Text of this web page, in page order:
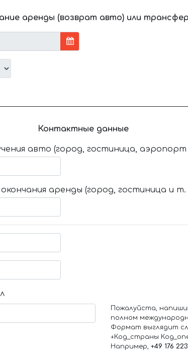
аренды (возврат авто) или
Контактные данные
авто (город, гостиница, аэропорт
аренды (город, гостиница и т.
Пожалуйста,
полном
Формат выглядит
+Код_страны
Например, +49 176